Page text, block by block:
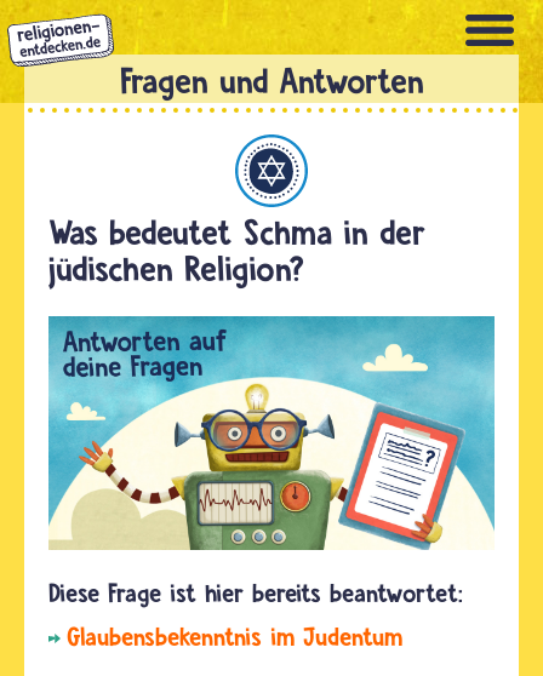
Direkt
zum
Inhalt
Was bedeutet Schma in der
jüdischen Religion?
Glaubensbekenntnis im Judentum